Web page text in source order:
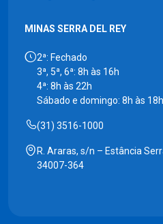
MINAS SERRA DEL REY
2ª: Fechado
3ª, 5ª, 6ª: 8h às 16h
4ª: 8h às 22h
Sábado e domingo: 8h às 18h
(31) 3516-1000
R. Araras, s/n – Estância
34007-364